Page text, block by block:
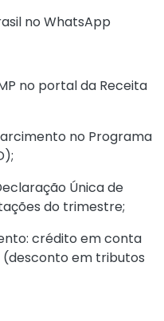
no WhatsApp
no portal da Receita
no Programa
Única de
do trimestre;
crédito em conta
em tributos